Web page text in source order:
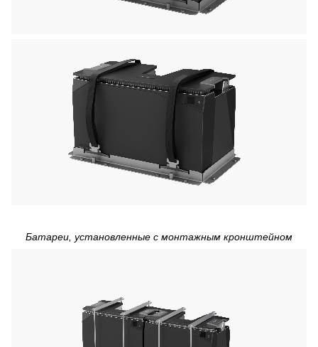
Батареи, установленные с монтажным кронштейном